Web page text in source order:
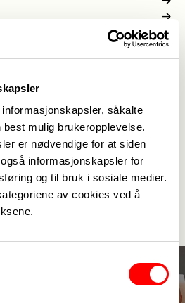
såkalte
mulig brukeropplevelse.
er nødvendige for at siden
informasjonskapsler for
og til bruk i sosiale medier.
av cookies ved å
->
->
->